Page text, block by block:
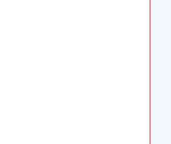
东风悦达起亚二郎直营店金秋大酬宾-汽车企业
渝高二郎商业步行街_大雅金开国际_楼盘对比分
好消息！今后在九龙坡开公司办理工商登记不
【58同城】重庆九龙坡二郎工商注册_公司注册